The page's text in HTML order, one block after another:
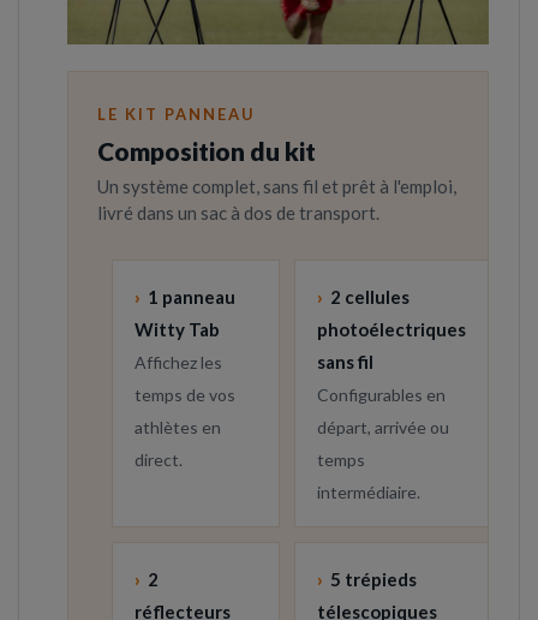
LE KIT PANNEAU
Composition du kit
Un système complet, sans fil et prêt à l'emploi,
livré dans un sac à dos de transport.
› 1 panneau
Witty Tab
Affichez les
temps de vos
athlètes en
direct.
› 2 cellules
photoélectriques
sans fil
Configurables en
départ, arrivée ou
temps
intermédiaire.
› 2
réflecteurs
› 5 trépieds
télescopiques